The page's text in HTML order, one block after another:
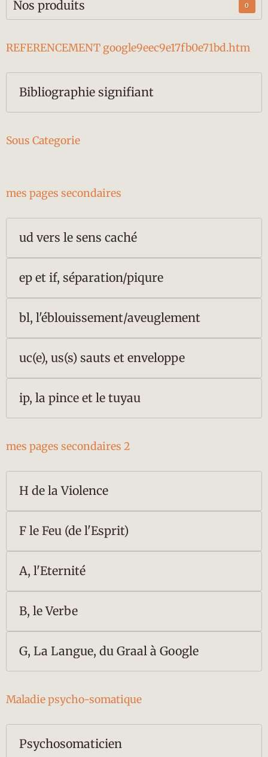
Nos produits 0
REFERENCEMENT google9eec9e17fb0e71bd.htm
Bibliographie signifiant
Sous Categorie
mes pages secondaires
ud vers le sens caché
ep et if, séparation/piqure
bl, l'éblouissement/aveuglement
uc(e), us(s) sauts et enveloppe
ip, la pince et le tuyau
mes pages secondaires 2
H de la Violence
F le Feu (de l'Esprit)
A, l'Eternité
B, le Verbe
G, La Langue, du Graal à Google
Maladie psycho-somatique
Psychosomaticien